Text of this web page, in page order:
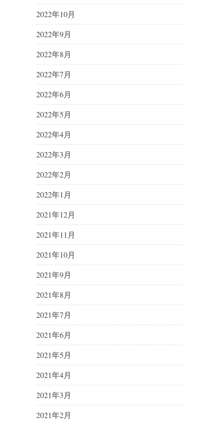
2022年10月
2022年9月
2022年8月
2022年7月
2022年6月
2022年5月
2022年4月
2022年3月
2022年2月
2022年1月
2021年12月
2021年11月
2021年10月
2021年9月
2021年8月
2021年7月
2021年6月
2021年5月
2021年4月
2021年3月
2021年2月